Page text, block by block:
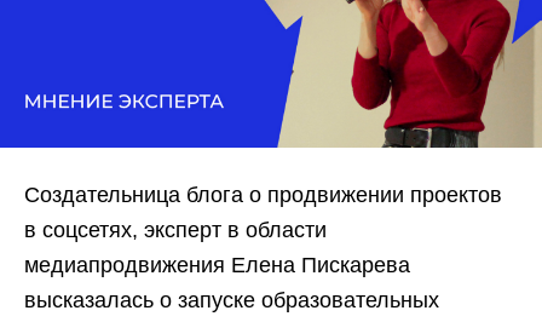
Создательница блога о продвижении проектов
в соцсетях, эксперт в области
медиапродвижения Елена Пискарева
высказалась о запуске образовательных